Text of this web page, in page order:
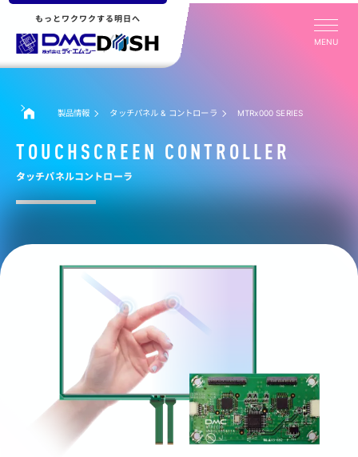
もっとワクワクする明日へ
MENU
製品情報 タッチパネル & コントローラ MTRx000 SERIES
TOUCHSCREEN CONTROLLER
タッチパネルコントローラ